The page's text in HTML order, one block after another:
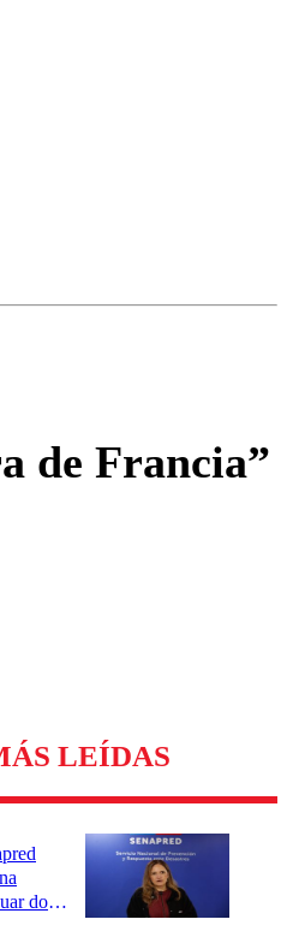
de Francia”
LEÍDAS
dos